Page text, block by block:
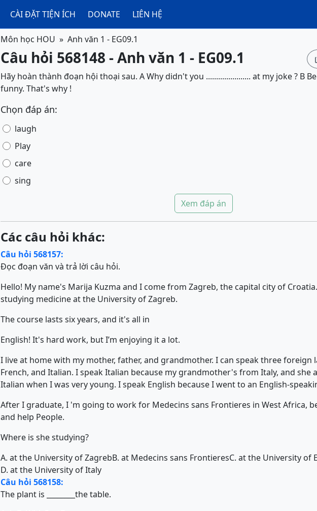
CÀI ĐẶT TIỆN ÍCH DONATE LIÊN HỆ
Môn học HOU Anh văn 1 - EG09.1
Câu hỏi 568148 - Anh văn 1 - EG09.1
Hãy hoàn thành đoạn hội thoại sau. A Why didn't you ...................... at my joke ? B
funny. That's why !
Chọn đáp án:
laugh
Play
care
sing
Xem đáp án
Các câu hỏi khác:
Câu hỏi 568157:
Đọc đoạn văn và trả lời câu hỏi.
Hello! My name's Marija Kuzma and I come from Zagreb, the capital city of
studying medicine at the University of Zagreb.
The course lasts six years, and it's all in
English! It's hard work, but I’m enjoying it a lot.
I live at home with my mother, father, and grandmother. I can speak three foreign
French, and Italian. I speak Italian because my grandmother's from Italy, and she
Italian when I was very young. I speak English because I went to an English-
After I graduate, I 'm going to work for Medecins sans Frontieres in West Africa,
and help People.
Where is she studying?
A. at the University of ZagrebB. at Medecins sans FrontieresC. at the University of
D. at the University of Italy
Câu hỏi 568158:
The plant is ________the table.